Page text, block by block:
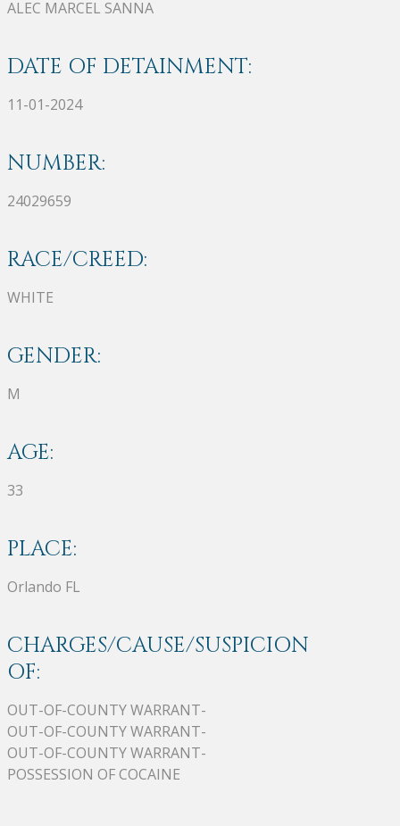
ALEC MARCEL SANNA
DATE OF DETAINMENT:
11-01-2024
NUMBER:
24029659
RACE/CREED:
WHITE
GENDER:
M
AGE:
33
PLACE:
Orlando FL
CHARGES/CAUSE/SUSPICION
OF:
OUT-OF-COUNTY WARRANT-
OUT-OF-COUNTY WARRANT-
OUT-OF-COUNTY WARRANT-
POSSESSION OF COCAINE